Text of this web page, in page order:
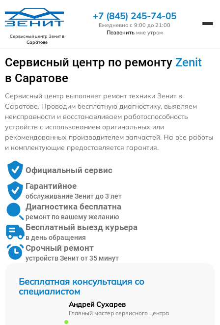
Сервисный центр Зенитв
Саратове
+7 (845) 245-74-05
Ежедневно с 9:00 до 21:00
Позвонить мне утром
Сервисный центр по ремонту Zenit
в Саратове
Бесплатная консультация со
специалистом
Андрей Сухарев
Главный мастер сервисного центра
Сервисный центр выполняет ремонт техники Зенит в
Саратове. Проводим бесплатную диагностику, выявляем
неисправности и восстанавливаем работоспособность
устройств с использованием оригинальных или
рекомендованных производителем запчастей. На все работы
и комплектующие предоставляется гарантия.
Официальный сервис
Гарантийное
обслуживание Зенит до 3 лет
Диагностика бесплатна
ремонт по вашему желанию
Бесплатный выезд курьера
в день обращения
Срочный ремонт
устройств Зенит от 35 минут